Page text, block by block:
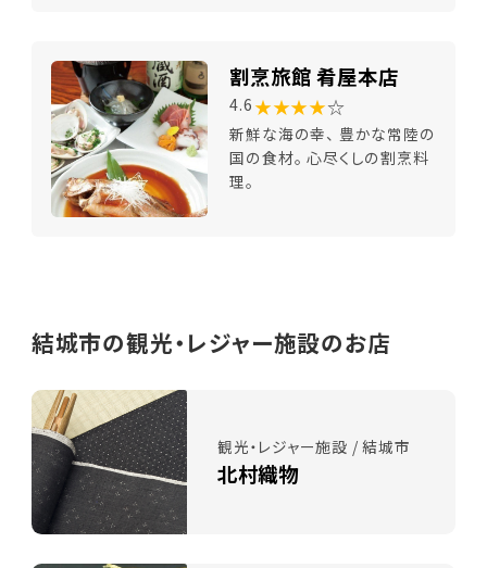
割烹旅館 肴屋本店
4.6 ★★★★☆
新鮮な海の幸、 豊かな常陸の
国の食材。 心尽くしの割烹料
理。
結城市の観光・レジャー施設のお店
観光・レジャー施設 / 結城市
北村織物